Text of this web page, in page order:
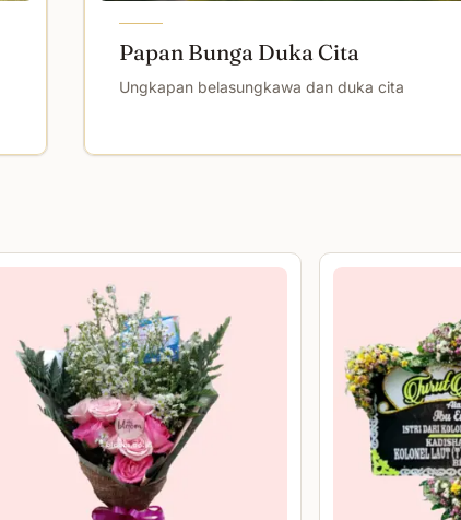
Papan Bunga Duka Cita
Ungkapan belasungkawa dan duka cita